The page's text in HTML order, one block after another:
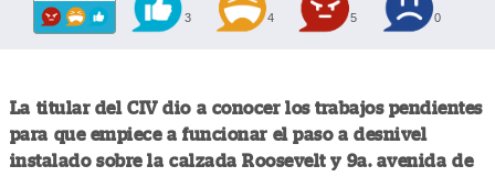
3 4 5 0
La titular del CIV dio a conocer los trabajos pendientes
para que empiece a funcionar el paso a desnivel
instalado sobre la calzada Roosevelt y 9a. avenida de